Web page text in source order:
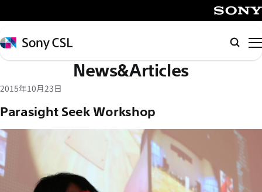
イ
ン
コ
テ
ツ
へ
ス
キ
ッ
Sony
CSL
検
索
News&Articles
2015年10月23日
Parasight Seek Workshop